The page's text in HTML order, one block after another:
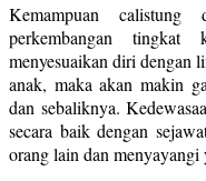
Kemampuan calistung
perkembangan tingkat
menyesuaikan diri dengan
anak, maka akan makin
dan sebaliknya.
secara baik dengan
orang lain dan menyayangi